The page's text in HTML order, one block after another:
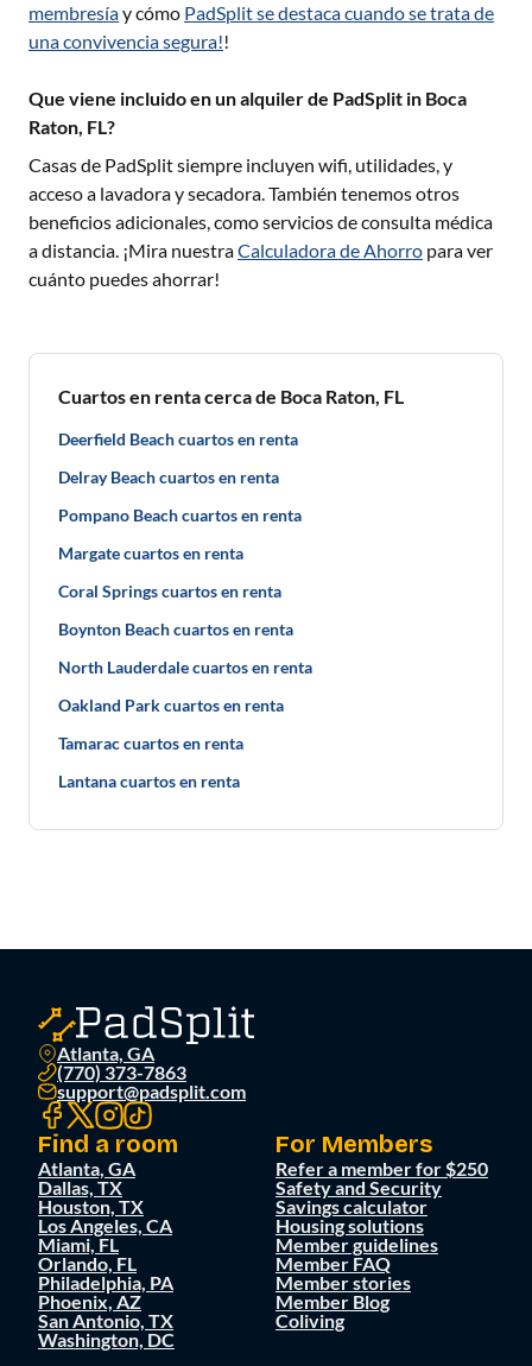
membresíay cómo PadSplit se destaca cuando se trata de
una convivencia segura!!
Que viene incluido en un alquiler de PadSplit in Boca
Raton, FL?
Casas de PadSplit siempre incluyen wifi, utilidades, y
acceso a lavadora y secadora. También tenemos otros
beneficios adicionales, como servicios de consulta médica
a distancia. ¡Mira nuestraCalculadora de Ahorro para ver
cuánto puedes ahorrar!
Cuartos en renta cerca de Boca Raton, FL
Deerfield Beach cuartos en renta
Delray Beach cuartos en renta
Pompano Beach cuartos en renta
Margate cuartos en renta
Coral Springs cuartos en renta
Boynton Beach cuartos en renta
North Lauderdale cuartos en renta
Oakland Park cuartos en renta
Tamarac cuartos en renta
Lantana cuartos en renta
Atlanta, GA
(770) 373-7863
support@padsplit.com
Find a room
Atlanta, GA
Dallas, TX
Houston, TX
Los Angeles, CA
Miami, FL
Orlando, FL
Philadelphia, PA
Phoenix, AZ
San Antonio, TX
Washington, DC
For Members
Refer a member for $250
Safety and Security
Savings calculator
Housing solutions
Member guidelines
Member FAQ
Member stories
Member Blog
Coliving